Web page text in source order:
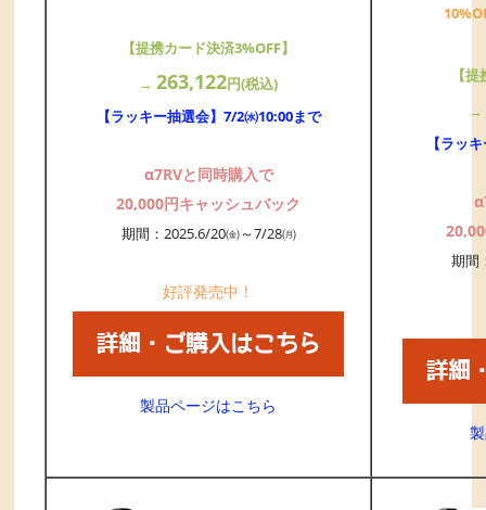
【提携カード決済3%OFF】
→263,122円(税込)
【ラッキー抽選会】7/2㈬10:00まで
α7RVと同時購入で
20,000円キャッシュバック
期間：2025.6/20㈮～7/28㈪
好評発売中！
製品ページはこちら
【
→
【ラッ
期間